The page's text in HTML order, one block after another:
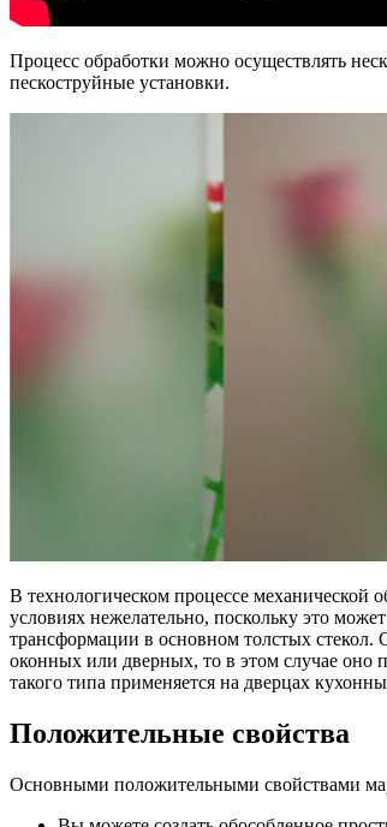
Процесс обработки можно осуществлять
пескоструйные установки.
В технологическом процессе механической
условиях нежелательно, поскольку это
трансформации в основном толстых стекол.
оконных или дверных, то в этом случае оно
такого типа применяется на дверцах
Положительные свойства
Основными положительными свойствами